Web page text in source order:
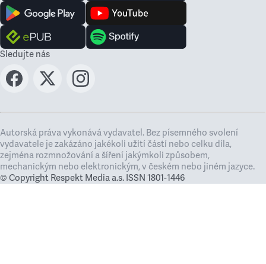
Sledujte nás
Autorská práva vykonává vydavatel. Bez písemného svolení
vydavatele je zakázáno jakékoli užití částí nebo celku díla,
zejména rozmnožování a šíření jakýmkoli způsobem,
mechanickým nebo elektronickým, v českém nebo jiném jazyce.
© Copyright Respekt Media a.s. ISSN 1801-1446